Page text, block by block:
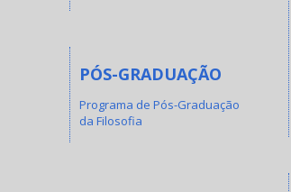
PÓS-GRADUAÇÃO
Programa de Pós-Graduação
da Filosofia